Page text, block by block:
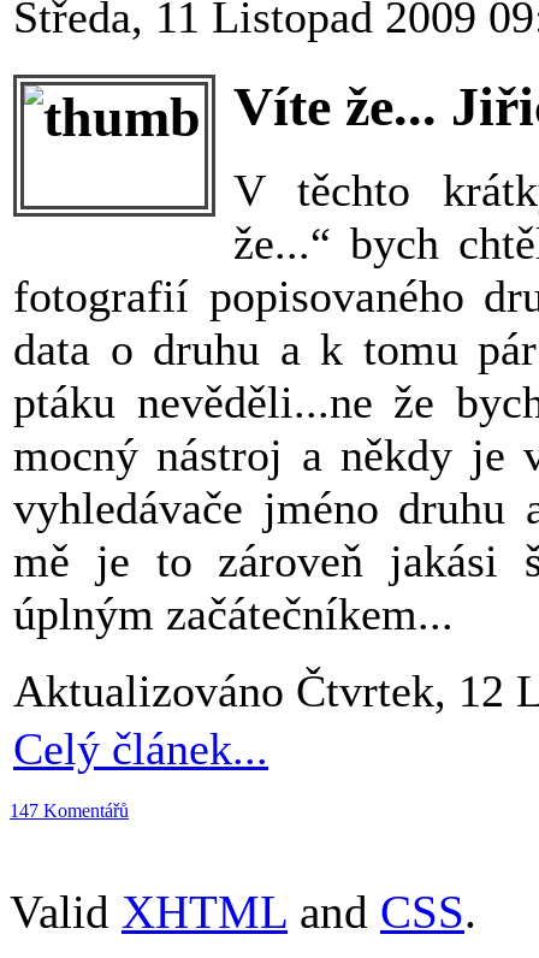
Středa, 11 Listopad 2009
Víte že...
V těchto
že...“ bych
fotografií popisovaného
data o druhu a k tomu
ptáku nevěděli...ne že
mocný nástroj a někdy je
vyhledávače jméno druhu
mě je to zároveň jakási
úplným začátečníkem...
Aktualizováno Čtvrtek, 12
Celý článek...
147 Komentářů
Valid XHTML and CSS.